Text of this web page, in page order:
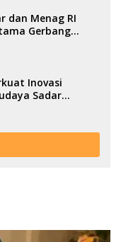
dan Menag RI
Gerbang
Inovasi
Sadar